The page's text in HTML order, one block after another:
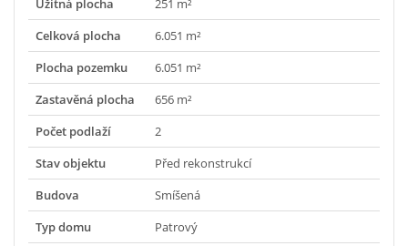
Užitná plocha
251 m²
Celková plocha
6.051 m²
Plocha pozemku
6.051 m²
Zastavěná plocha
656 m²
Počet podlaží
2
Stav objektu
Před rekonstrukcí
Budova
Smíšená
Typ domu
Patrový